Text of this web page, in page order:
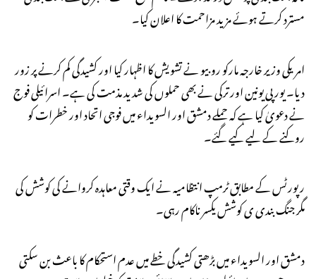
مسترد کرتے ہوئے مزید مزاحمت کا اعلان کیا۔
امریکی وزیر خارجہ مارکو روبیو نے تشویش کا اظہار کیا اور کشیدگی کم کرنے پر زور
دیا۔ یورپی یونین اور ترکی نے بھی حملوں کی شدید مذمت کی ہے۔ اسرائیلی فوج
نے دعویٰ کیا ہے کہ حملے دمشق اور السویداء میں فوجی اتحاد اور خطرات کو
روکنے کے لیے کیے گئے۔
رپورٹس کے مطابق ٹرمپ انتظامیہ نے ایک وقتی معاہدہ کروانے کی کوشش کی
مگر جنگ بندی ی کوشش یکسر ناکام رہی۔
دمشق اور السویداء میں بڑھتی کشیدگی خطے میں عدم استحکام کا باعث بن سکتی